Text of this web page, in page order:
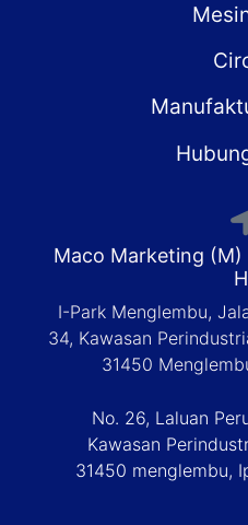
Maco Marketing
I-Park Menglembu,
34, Kawasan
31450
No. 26, Laluan
Kawasan
31450 menglembu,